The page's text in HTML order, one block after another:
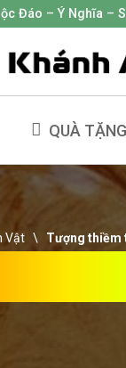
Đáo – Ý Nghĩa –
QUÀ
Vật \ Tượng thiềm